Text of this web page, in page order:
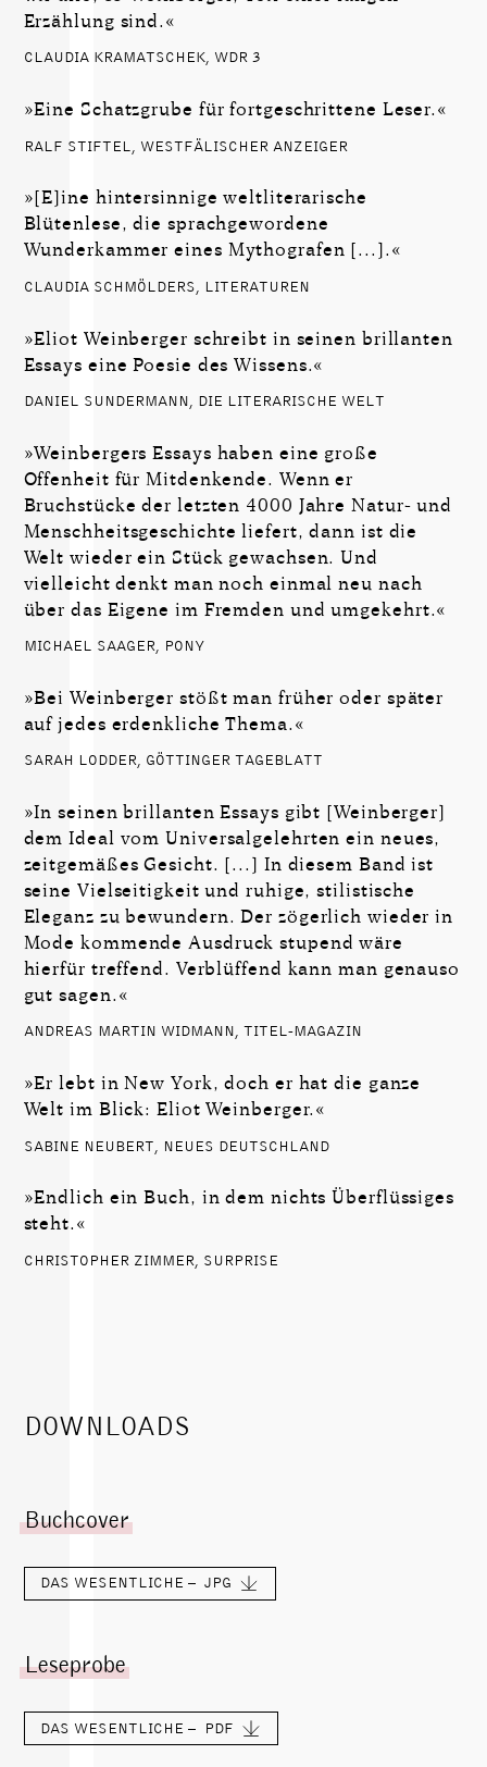
Erzählung sind.«
CLAUDIA KRAMATSCHEK, WDR 3
»Eine Schatzgrube für fortgeschrittene Leser.«
RALF STIFTEL, WESTFÄLISCHER ANZEIGER
»[E]ine hintersinnige weltliterarische
Blütenlese, die sprachgewordene
Wunderkammer eines Mythografen [...].«
CLAUDIA SCHMÖLDERS, LITERATUREN
»Eliot Weinberger schreibt in seinen brillanten
Essays eine Poesie des Wissens.«
DANIEL SUNDERMANN, DIE LITERARISCHE WELT
»Weinbergers Essays haben eine große
Offenheit für Mitdenkende. Wenn er
Bruchstücke der letzten 4000 Jahre Natur- und
Menschheitsgeschichte liefert, dann ist die
Welt wieder ein Stück gewachsen. Und
vielleicht denkt man noch einmal neu nach
über das Eigene im Fremden und umgekehrt.«
MICHAEL SAAGER, PONY
»Bei Weinberger stößt man früher oder später
auf jedes erdenkliche Thema.«
SARAH LODDER, GÖTTINGER TAGEBLATT
»In seinen brillanten Essays gibt [Weinberger]
dem Ideal vom Universalgelehrten ein neues,
zeitgemäßes Gesicht. [...] In diesem Band ist
seine Vielseitigkeit und ruhige, stilistische
Eleganz zu bewundern. Der zögerlich wieder in
Mode kommende Ausdruck stupend wäre
hierfür treffend. Verblüffend kann man genauso
gut sagen.«
ANDREAS MARTIN WIDMANN, TITEL-MAGAZIN
»Er lebt in New York, doch er hat die ganze
Welt im Blick: Eliot Weinberger.«
SABINE NEUBERT, NEUES DEUTSCHLAND
»Endlich ein Buch, in dem nichts Überflüssiges
steht.«
CHRISTOPHER ZIMMER, SURPRISE
DOWNLOADS
Buchcover
DAS WESENTLICHE – JPG
Leseprobe
DAS WESENTLICHE – PDF